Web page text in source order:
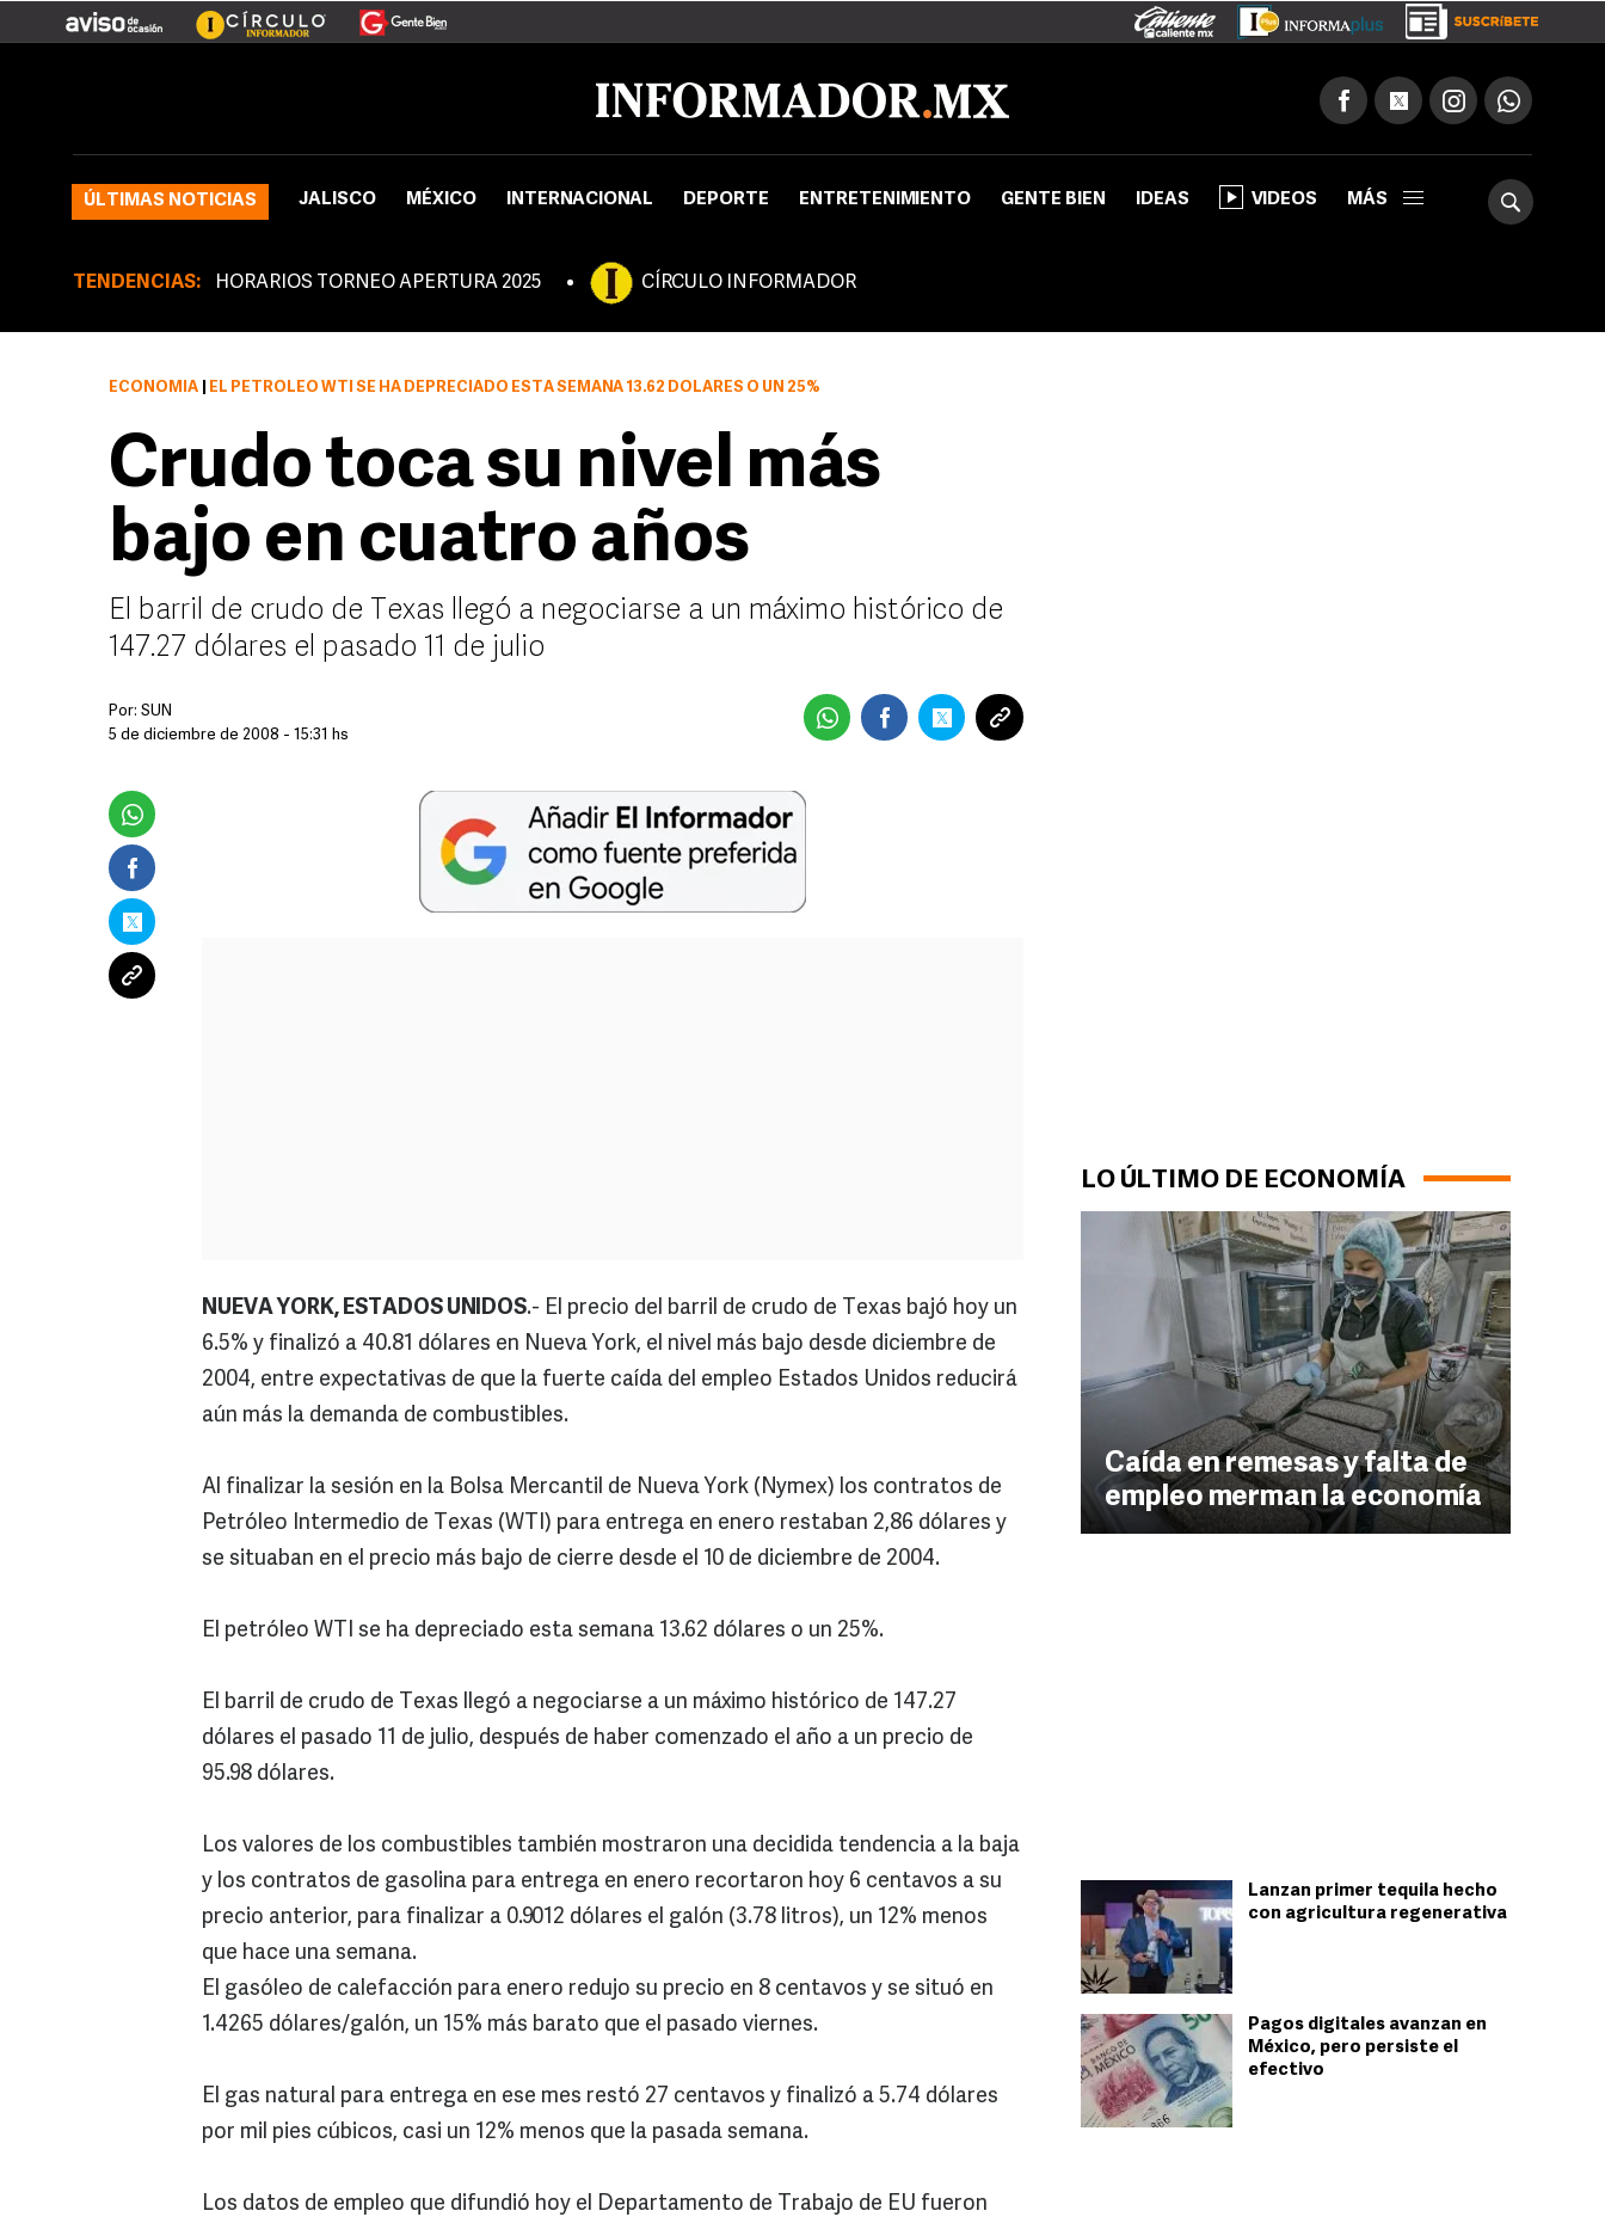
ÚLTIMAS NOTICIAS JALISCO MÉXICO INTERNACIONAL DEPORTE ENTRETENIMIENTO GENTE BIEN IDEAS VIDEOS MÁS
TENDENCIAS: HORARIOS TORNEO APERTURA 2025 CÍRCULO INFORMADOR
LO ÚLTIMO DE ECONOMÍA
Caída en remesas y falta de
empleo merman la economía
Lanzan primer tequila hecho
con agricultura regenerativa
Pagos digitales avanzan en
México, pero persiste el
efectivo
ECONOMÍA EL PETRÓLEO WTI SE HA DEPRECIADO ESTA SEMANA 13.62 DÓLARES O UN 25%
Crudo toca su nivel más
bajo en cuatro años
El barril de crudo de Texas llegó a negociarse a un máximo histórico de
147.27 dólares el pasado 11 de julio
Por: SUN
5 de diciembre de 2008 - 15:31 hs
NUEVA YORK, ESTADOS UNIDOS.- El precio del barril de crudo de Texas bajó hoy un
6.5% y finalizó a 40.81 dólares en Nueva York, el nivel más bajo desde diciembre de
2004, entre expectativas de que la fuerte caída del empleo Estados Unidos reducirá
aún más la demanda de combustibles.
Al finalizar la sesión en la Bolsa Mercantil de Nueva York (Nymex) los contratos de
Petróleo Intermedio de Texas (WTI) para entrega en enero restaban 2,86 dólares y
se situaban en el precio más bajo de cierre desde el 10 de diciembre de 2004.
El petróleo WTI se ha depreciado esta semana 13.62 dólares o un 25%.
El barril de crudo de Texas llegó a negociarse a un máximo histórico de 147.27
dólares el pasado 11 de julio, después de haber comenzado el año a un precio de
95.98 dólares.
Los valores de los combustibles también mostraron una decidida tendencia a la baja
y los contratos de gasolina para entrega en enero recortaron hoy 6 centavos a su
precio anterior, para finalizar a 0.9012 dólares el galón (3.78 litros), un 12% menos
que hace una semana.
El gasóleo de calefacción para enero redujo su precio en 8 centavos y se situó en
1.4265 dólares/galón, un 15% más barato que el pasado viernes.
El gas natural para entrega en ese mes restó 27 centavos y finalizó a 5.74 dólares
por mil pies cúbicos, casi un 12% menos que la pasada semana.
Los datos de empleo que difundió hoy el Departamento de Trabajo de EU fueron